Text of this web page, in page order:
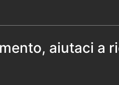
aiutaci a